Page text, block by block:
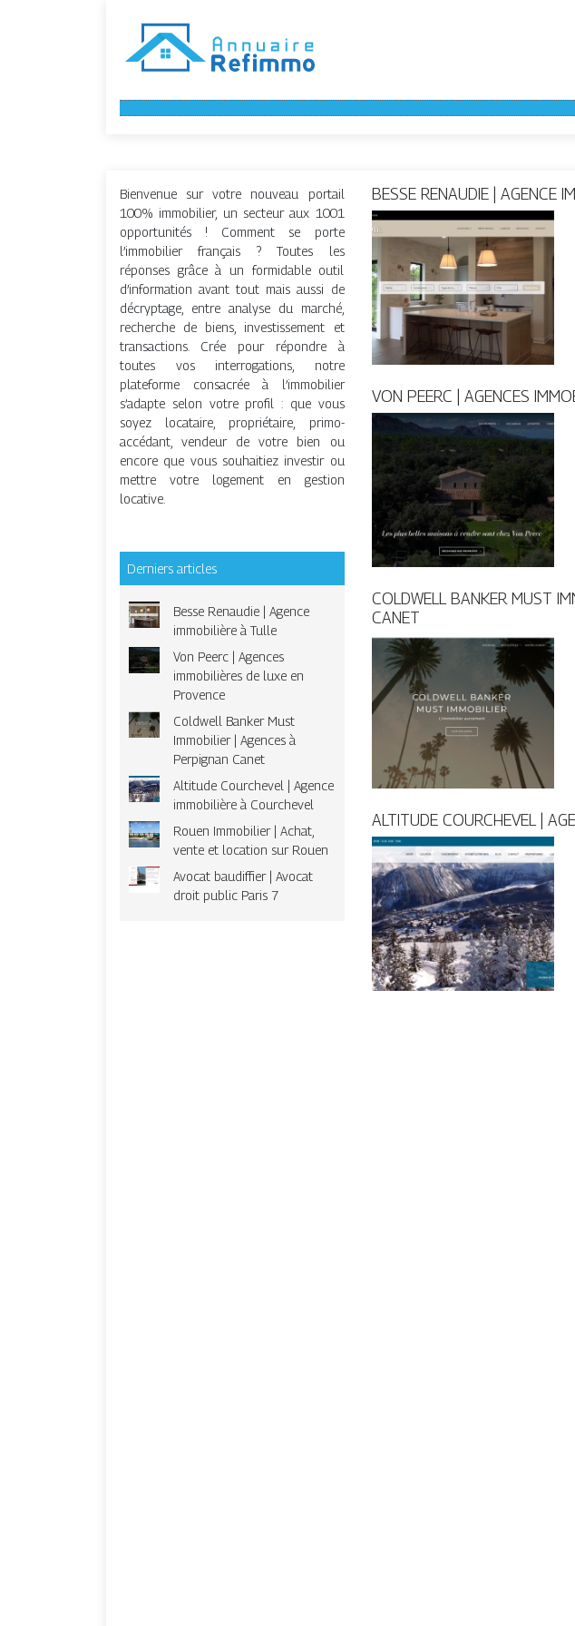
Bienvenue sur votre nouveau portail
100% immobilier, un secteur aux 1001
opportunités ! Comment se porte
l’immobilier français ? Toutes les
réponses grâce à un formidable outil
d’information avant tout mais aussi de
décryptage, entre analyse du marché,
recherche de biens, investissement et
transactions. Crée pour répondre à
toutes vos interrogations, notre
plateforme consacrée à l’immobilier
s’adapte selon votre profil : que vous
soyez locataire, propriétaire, primo-
accédant, vendeur de votre bien ou
encore que vous souhaitiez investir ou
mettre votre logement en gestion
locative.
Derniers articles
Besse Renaudie | Agence
immobilière à Tulle
Von Peerc | Agences
immobilières de luxe en
Provence
Coldwell Banker Must
Immobilier | Agences à
Perpignan Canet
Altitude Courchevel | Agence
immobilière à Courchevel
Rouen Immobilier | Achat,
vente et location sur Rouen
Avocat baudiffier | Avocat
droit public Paris 7
BESSE RENAUDIE | AGENCE
VON PEERC | AGENCES
COLDWELL BANKER MUST
CANET
ALTITUDE COURCHEVEL |